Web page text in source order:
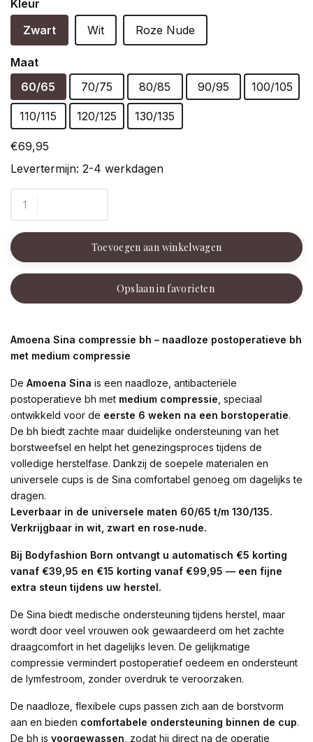
Kleur
Zwart
Wit Roze Nude
Maat
60/65
70/75 80/85 90/95 100/105
110/115 120/125 130/135
€69,95
Levertermijn: 2-4 werkdagen
Toevoegen aan winkelwagen
Opslaan in favorieten
Amoena Sina compressie bh – naadloze postoperatieve bh
met medium compressie
De Amoena Sina is een naadloze, antibacteriële
postoperatieve bh met medium compressie , speciaal
ontwikkeld voor de eerste 6 weken na een borstoperatie.
De bh biedt zachte maar duidelijke ondersteuning van het
borstweefsel en helpt het genezingsproces tijdens de
volledige herstelfase. Dankzij de soepele materialen en
universele cups is de Sina comfortabel genoeg om dagelijks te
dragen.
Leverbaar in de universele maten 60/65 t/m 130/135.
Verkrijgbaar in wit, zwart en rose‑nude.
Bij Bodyfashion Born ontvangt u automatisch €5 korting
vanaf €39,95 en €15 korting vanaf €99,95 — een fijne
extra steun tijdens uw herstel.
De Sina biedt medische ondersteuning tijdens herstel, maar
wordt door veel vrouwen ook gewaardeerd om het zachte
draagcomfort in het dagelijks leven. De gelijkmatige
compressie vermindert postoperatief oedeem en ondersteunt
de lymfestroom, zonder overdruk te veroorzaken.
De naadloze, flexibele cups passen zich aan de borstvorm
aan en bieden comfortabele ondersteuning binnen de cup.
De bh is voorgewassen , zodat hij direct na de operatie